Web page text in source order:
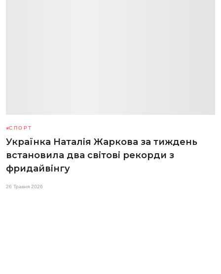
СПОРТ
Українка Наталія Жаркова за тиждень
встановила два світові рекорди з
фридайвінгу
26 Травня 2026